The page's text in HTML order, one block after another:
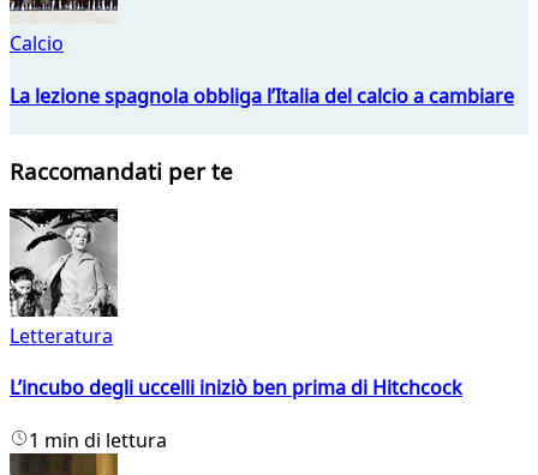
Calcio
La lezione spagnola obbliga l’Italia del calcio a cambiare
Raccomandati per te
Letteratura
L’incubo degli uccelli iniziò ben prima di Hitchcock
1 min di lettura